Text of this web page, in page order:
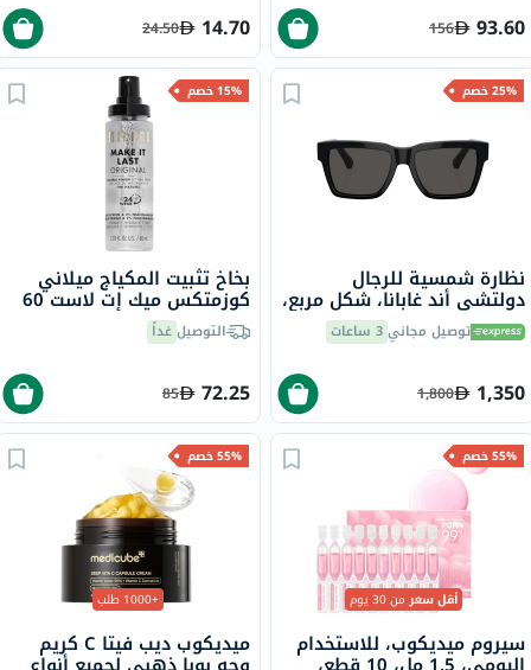
93.60
156
14.70
24.50
25% خصم
نظارة شمسية للرجال
دولتشي أند غابانا، شكل مربع،
مقاس 55 - 501/87-0DG4465توصيل مجاني3 ساعات
1,350
1,800
15% خصم
بخاخ تثبيت المكياج ميلاني
كوزمتكس ميك إت لاست 60
ملالتوصيلغداً
72.25
85
55% خصم
أقل سعرمن 30 يوم
سيروم ميديكوب، للاستخدام
55% خصم
+1000 طلب
ميديكوب ديب فيتا C كريم